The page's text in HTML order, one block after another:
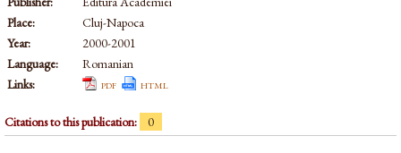
Place:
Cluj-Napoca
Year:
2000-2001
Language:
Romanian
Links:
pdf html
Citations to this publication: 0